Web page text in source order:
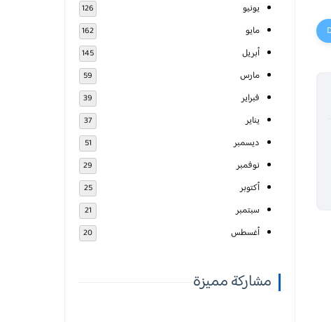
يونيو 126
مايو 162
أبريل 145
مارس 59
فبراير 39
يناير 37
ديسمبر 51
نوفمبر 29
أكتوبر 25
سبتمبر 21
أغسطس 20
مشاركة مميزة